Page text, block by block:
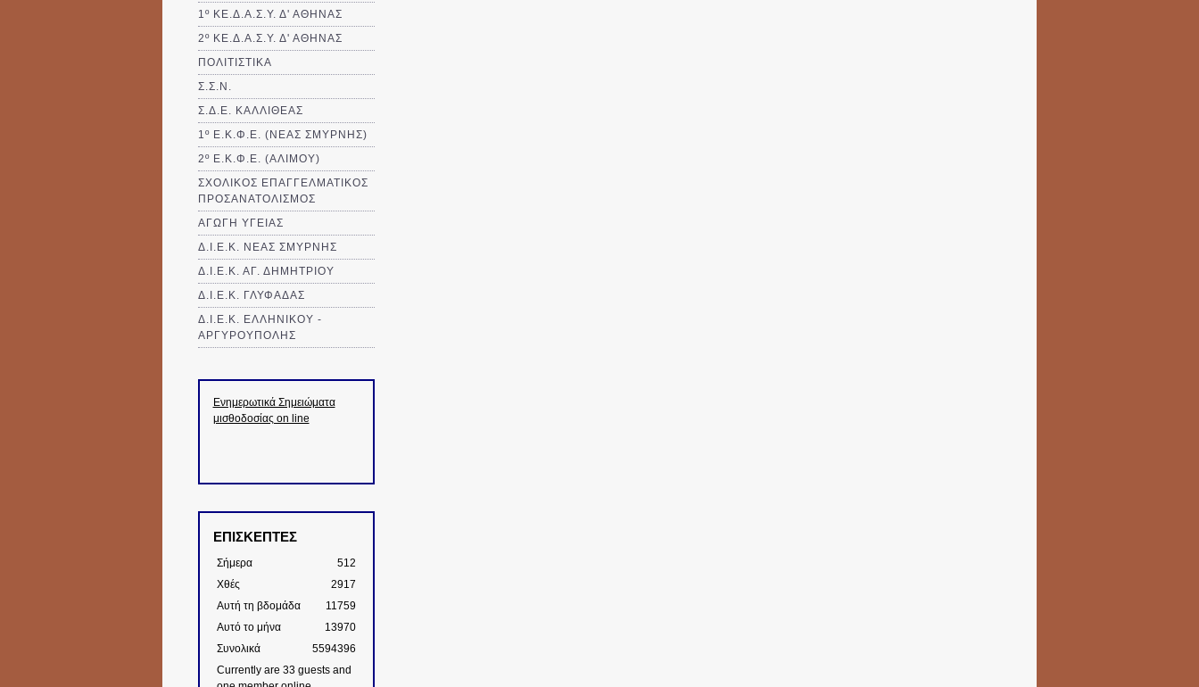
1º ΚΕ.Δ.Α.Σ.Υ. Δ' ΑΘΗΝΑΣ
2º ΚΕ.Δ.Α.Σ.Υ. Δ' ΑΘΗΝΑΣ
ΠΟΛΙΤΙΣΤΙΚΑ
Σ.Σ.Ν.
Σ.Δ.Ε. ΚΑΛΛΙΘΈΑΣ
1º Ε.Κ.Φ.Ε. (ΝΕΑΣ ΣΜΥΡΝΗΣ)
2º Ε.Κ.Φ.Ε. (ΑΛΙΜΟΥ)
ΣΧΟΛΙΚΟΣ ΕΠΑΓΓΕΛΜΑΤΙΚΟΣ
ΠΡΟΣΑΝΑΤΟΛΙΣΜΟΣ
ΑΓΩΓΗ ΥΓΕΙΑΣ
Δ.Ι.Ε.Κ. ΝΕΑΣ ΣΜΥΡΝΗΣ
Δ.Ι.Ε.Κ. ΑΓ. ΔΗΜΗΤΡΙΟΥ
Δ.Ι.Ε.Κ. ΓΛΥΦΑΔΑΣ
Δ.Ι.Ε.Κ. ΕΛΛΗΝΙΚΟΥ -
ΑΡΓΥΡΟΥΠΟΛΗΣ
Ενημερωτικά Σημειώματα
μισθοδοσίας on line
ΕΠΙΣΚΕΠΤΕΣ
Σήμερα
512
Χθές
2917
Αυτή τη βδομάδα
11759
Αυτό το μήνα
13970
Συνολικά
5594396
Currently are 33 guests and